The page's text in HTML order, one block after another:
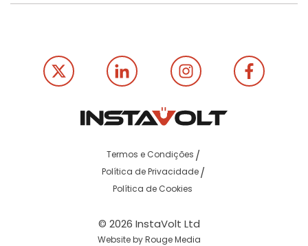
© 2026 InstaVolt Ltd
Website by Rouge Media
Termos e Condições
Política de Privacidade
Política de Cookies